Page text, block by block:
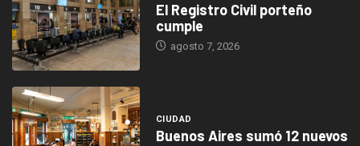
El Registro Civil porteño
cumple
agosto 7, 2026
CIUDAD
Buenos Aires sumó 12 nuevos